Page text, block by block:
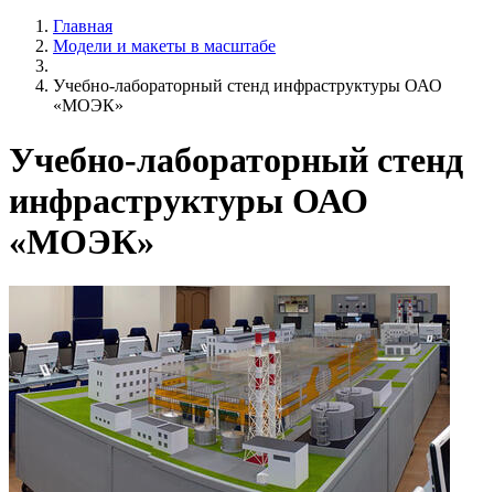
Главная
Модели и макеты в масштабе
Учебно-лабораторный стенд инфраструктуры ОАО
«МОЭК»
Учебно-лабораторный стенд
инфраструктуры ОАО
«МОЭК»